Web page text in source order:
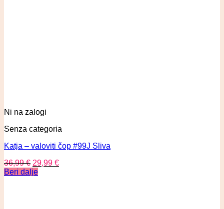
Ni na zalogi
Senza categoria
Katja – valoviti čop #99J Sliva
36,99€ 29,99 €
Beri dalje